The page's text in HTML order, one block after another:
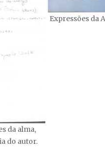
Expressões da
da alma,
do autor.